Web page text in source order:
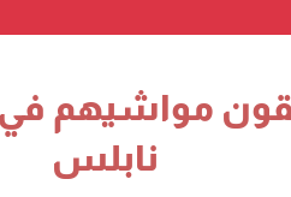
مواشيهم
نابلس